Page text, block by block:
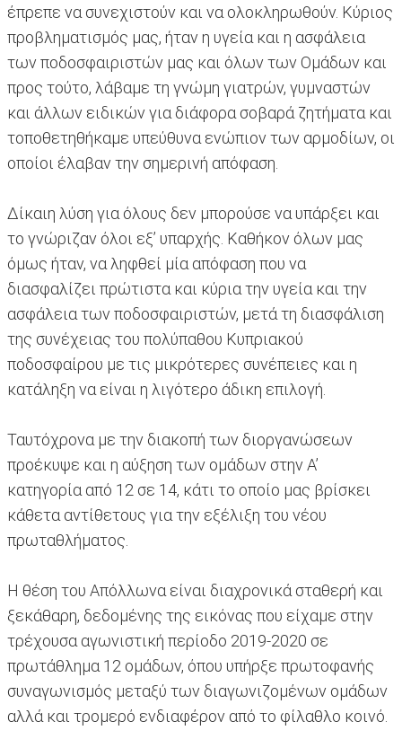
έπρεπε να συνεχιστούν και να ολοκληρωθούν. Κύριος
προβληματισμός μας, ήταν η υγεία και η ασφάλεια
των ποδοσφαιριστών μας και όλων των Ομάδων και
προς τούτο, λάβαμε τη γνώμη γιατρών, γυμναστών
και άλλων ειδικών για διάφορα σοβαρά ζητήματα και
τοποθετηθήκαμε υπεύθυνα ενώπιον των αρμοδίων, οι
οποίοι έλαβαν την σημερινή απόφαση.
Δίκαιη λύση για όλους δεν μπορούσε να υπάρξει και
το γνώριζαν όλοι εξ’ υπαρχής. Καθήκον όλων μας
όμως ήταν, να ληφθεί μία απόφαση που να
διασφαλίζει πρώτιστα και κύρια την υγεία και την
ασφάλεια των ποδοσφαιριστών, μετά τη διασφάλιση
της συνέχειας του πολύπαθου Κυπριακού
ποδοσφαίρου με τις μικρότερες συνέπειες και η
κατάληξη να είναι η λιγότερο άδικη επιλογή.
Ταυτόχρονα με την διακοπή των διοργανώσεων
προέκυψε και η αύξηση των ομάδων στην Α’
κατηγορία από 12 σε 14, κάτι το οποίο μας βρίσκει
κάθετα αντίθετους για την εξέλιξη του νέου
πρωταθλήματος.
Η θέση του Απόλλωνα είναι διαχρονικά σταθερή και
ξεκάθαρη, δεδομένης της εικόνας που είχαμε στην
τρέχουσα αγωνιστική περίοδο 2019-2020 σε
πρωτάθλημα 12 ομάδων, όπου υπήρξε πρωτοφανής
συναγωνισμός μεταξύ των διαγωνιζομένων ομάδων
αλλά και τρομερό ενδιαφέρον από το φίλαθλο κοινό.